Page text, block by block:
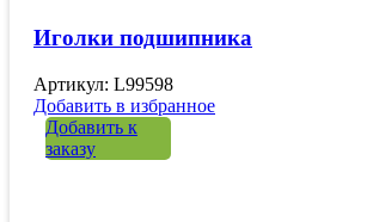
Иголки подшипника
Артикул: L99598
Добавить в избранное
Добавить к
заказу